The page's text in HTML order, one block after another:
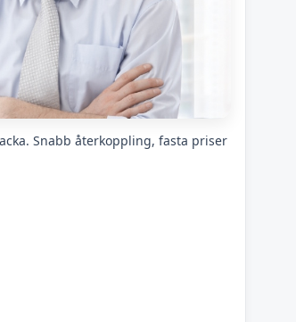
Snabb återkoppling, fasta priser